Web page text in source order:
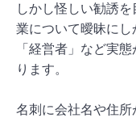
しかし怪しい勧誘
業について曖昧にし
「経営者」など実
ります。
名刺に会社名や住